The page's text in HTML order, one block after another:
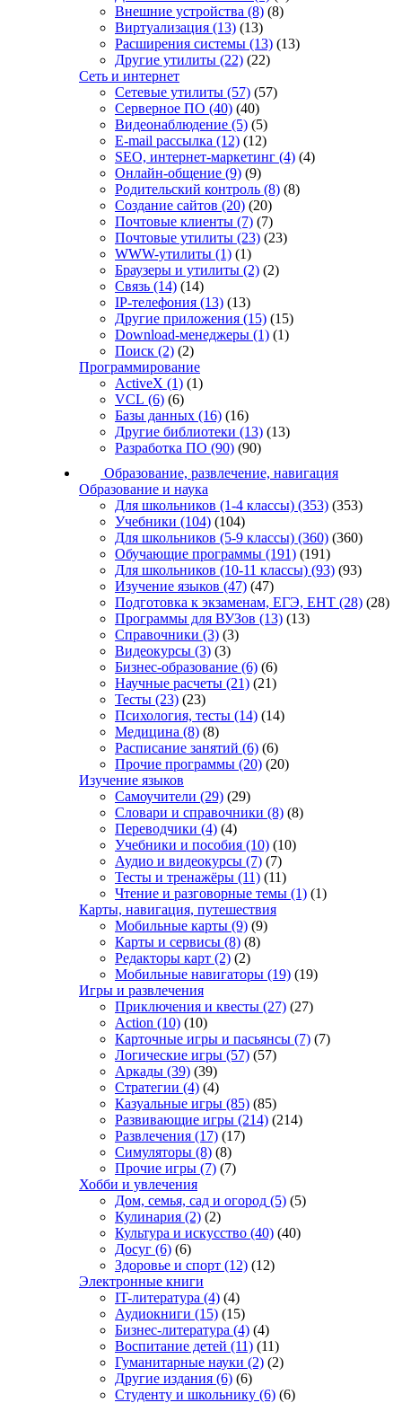
Внешние устройства (8) (8)
Виртуализация (13) (13)
Расширения системы (13) (13)
Другие утилиты (22) (22)
Сеть и интернет
Сетевые утилиты (57) (57)
Серверное ПО (40) (40)
Видеонаблюдение (5) (5)
E-mail рассылка (12) (12)
SEO, интернет-маркетинг (4) (4)
Онлайн-общение (9) (9)
Родительский контроль (8) (8)
Создание сайтов (20) (20)
Почтовые клиенты (7) (7)
Почтовые утилиты (23) (23)
WWW-утилиты (1) (1)
Браузеры и утилиты (2) (2)
Связь (14) (14)
IP-телефония (13) (13)
Другие приложения (15) (15)
Download-менеджеры (1) (1)
Поиск (2) (2)
Программирование
ActiveX (1) (1)
VCL (6) (6)
Базы данных (16) (16)
Другие библиотеки (13) (13)
Разработка ПО (90) (90)
Образование, развлечение, навигация
Образование и наука
Для школьников (1-4 классы) (353) (353)
Учебники (104) (104)
Для школьников (5-9 классы) (360) (360)
Обучающие программы (191) (191)
Для школьников (10-11 классы) (93) (93)
Изучение языков (47) (47)
Подготовка к экзаменам, ЕГЭ, ЕНТ (28) (28)
Программы для ВУЗов (13) (13)
Справочники (3) (3)
Видеокурсы (3) (3)
Бизнес-образование (6) (6)
Научные расчеты (21) (21)
Тесты (23) (23)
Психология, тесты (14) (14)
Медицина (8) (8)
Расписание занятий (6) (6)
Прочие программы (20) (20)
Изучение языков
Самоучители (29) (29)
Словари и справочники (8) (8)
Переводчики (4) (4)
Учебники и пособия (10) (10)
Аудио и видеокурсы (7) (7)
Тесты и тренажёры (11) (11)
Чтение и разговорные темы (1) (1)
Карты, навигация, путешествия
Мобильные карты (9) (9)
Карты и сервисы (8) (8)
Редакторы карт (2) (2)
Мобильные навигаторы (19) (19)
Игры и развлечения
Приключения и квесты (27) (27)
Action (10) (10)
Карточные игры и пасьянсы (7) (7)
Логические игры (57) (57)
Аркады (39) (39)
Стратегии (4) (4)
Казуальные игры (85) (85)
Развивающие игры (214) (214)
Развлечения (17) (17)
Симуляторы (8) (8)
Прочие игры (7) (7)
Хобби и увлечения
Дом, семья, сад и огород (5) (5)
Кулинария (2) (2)
Культура и искусство (40) (40)
Досуг (6) (6)
Здоровье и спорт (12) (12)
Электронные книги
IT-литература (4) (4)
Аудиокниги (15) (15)
Бизнес-литература (4) (4)
Воспитание детей (11) (11)
Гуманитарные науки (2) (2)
Другие издания (6) (6)
Студенту и школьнику (6) (6)